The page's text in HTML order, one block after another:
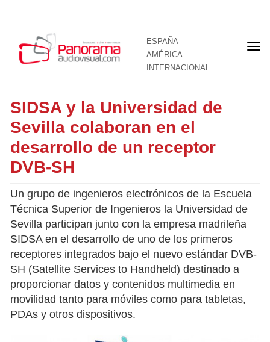
ESPAÑA
AMÉRICA
INTERNACIONAL
SIDSA y la Universidad de
Sevilla colaboran en el
desarrollo de un receptor
DVB-SH
Un grupo de ingenieros electrónicos de la Escuela
Técnica Superior de Ingenieros la Universidad de
Sevilla participan junto con la empresa madrileña
SIDSA en el desarrollo de uno de los primeros
receptores integrados bajo el nuevo estándar DVB-
SH (Satellite Services to Handheld) destinado a
proporcionar datos y contenidos multimedia en
movilidad tanto para móviles como para tabletas,
PDAs y otros dispositivos.